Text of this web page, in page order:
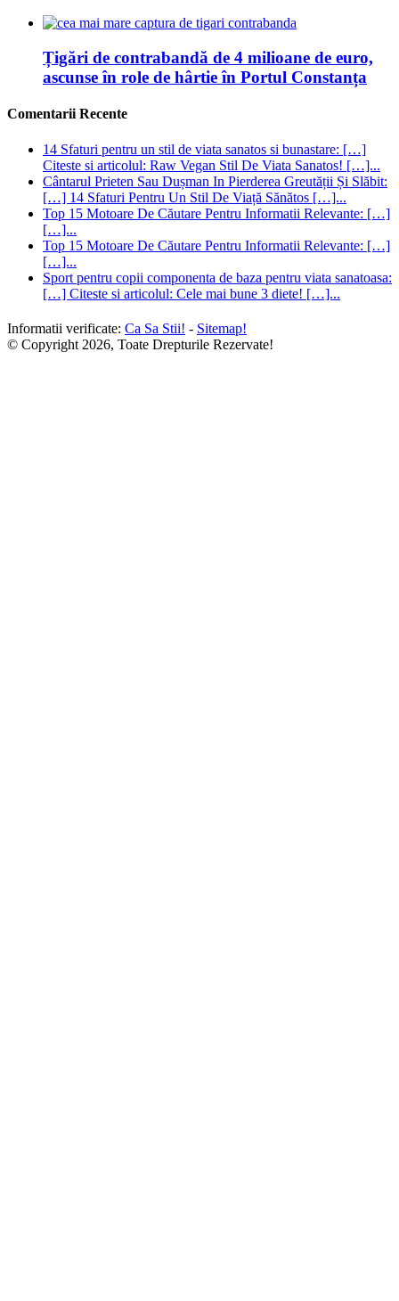
Țigări de contrabandă de 4 milioane de euro,
ascunse în role de hârtie în Portul Constanța
Comentarii Recente
14 Sfaturi pentru un stil de viata sanatos si bunastare: […]
Citeste si articolul: Raw Vegan Stil De Viata Sanatos! […]...
Cântarul Prieten Sau Dușman In Pierderea Greutății Și Slăbit:
[…] 14 Sfaturi Pentru Un Stil De Viață Sănătos […]...
Top 15 Motoare De Căutare Pentru Informatii Relevante: […]
[…]...
Top 15 Motoare De Căutare Pentru Informatii Relevante: […]
[…]...
Sport pentru copii componenta de baza pentru viata sanatoasa:
[…] Citeste si articolul: Cele mai bune 3 diete! […]...
Informatii verificate: Ca Sa Stii! - Sitemap!
© Copyright 2026, Toate Drepturile Rezervate!